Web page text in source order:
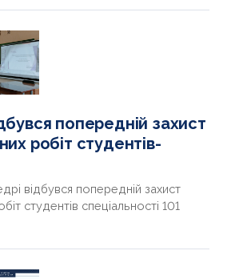
попередній захист
робіт студентів-
відбувся попередній захист
студентів спеціальності 101